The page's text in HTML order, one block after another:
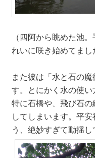
（四阿から眺めた池
れいに咲き始めてまし
また彼は「水と石の
す。とにかく水の使い
特に石橋や、飛び石
してしまいます。平
う、絶妙すぎて動揺し